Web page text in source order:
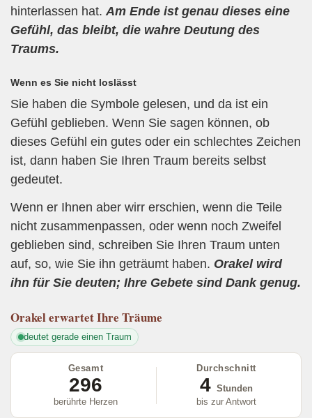
hinterlassen hat. Am Ende ist genau dieses eine
Gefühl, das bleibt, die wahre Deutung des
Traums.
Wenn es Sie nicht loslässt
Sie haben die Symbole gelesen, und da ist ein
Gefühl geblieben. Wenn Sie sagen können, ob
dieses Gefühl ein gutes oder ein schlechtes Zeichen
ist, dann haben Sie Ihren Traum bereits selbst
gedeutet.
Wenn er Ihnen aber wirr erschien, wenn die Teile
nicht zusammenpassen, oder wenn noch Zweifel
geblieben sind, schreiben Sie Ihren Traum unten
auf, so, wie Sie ihn geträumt haben. Orakel wird
ihn für Sie deuten; Ihre Gebete sind Dank genug.
Orakelerwartet Ihre Träume
deutet gerade einen Traum
Gesamt
296
berührte Herzen
Durchschnitt
4 Stunden
bis zur Antwort